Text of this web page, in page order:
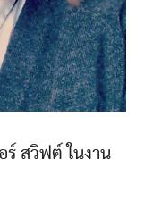
ร์ สวิฟต์ ในงาน